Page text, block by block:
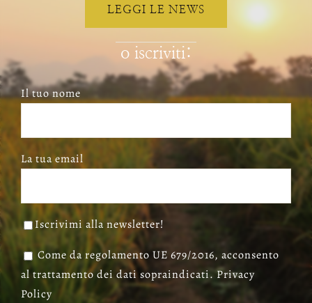
LEGGI LE NEWS
o iscriviti:
Il tuo nome
La tua email
Iscrivimi alla newsletter!
Come da regolamento UE 679/2016, acconsento
al trattamento dei dati sopraindicati. Privacy
Policy